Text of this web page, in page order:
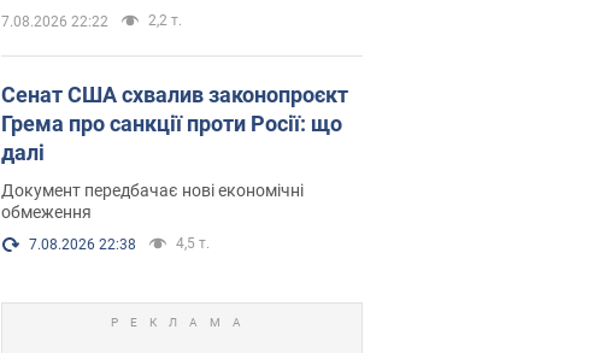
7.08.2026 22:22 2,2 т.
Сенат США схвалив законопроєкт
Грема про санкції проти Росії: що
далі
Документ передбачає нові економічні
обмеження
7.08.2026 22:38 4,5 т.